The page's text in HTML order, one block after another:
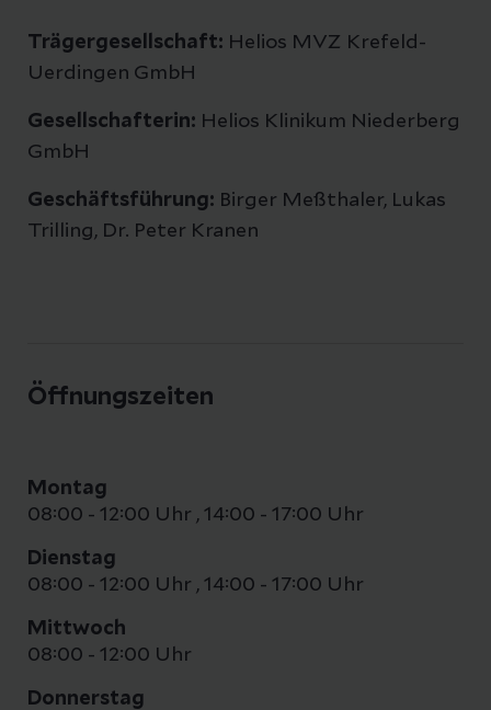
Trägergesellschaft: Helios MVZ Krefeld-
Uerdingen GmbH
Gesellschafterin: Helios Klinikum Niederberg
GmbH
Geschäftsführung: Birger Meßthaler, Lukas
Trilling, Dr. Peter Kranen
Öffnungszeiten
Montag
08:00 - 12:00 Uhr , 14:00 - 17:00 Uhr
Dienstag
08:00 - 12:00 Uhr , 14:00 - 17:00 Uhr
Mittwoch
08:00 - 12:00 Uhr
Donnerstag